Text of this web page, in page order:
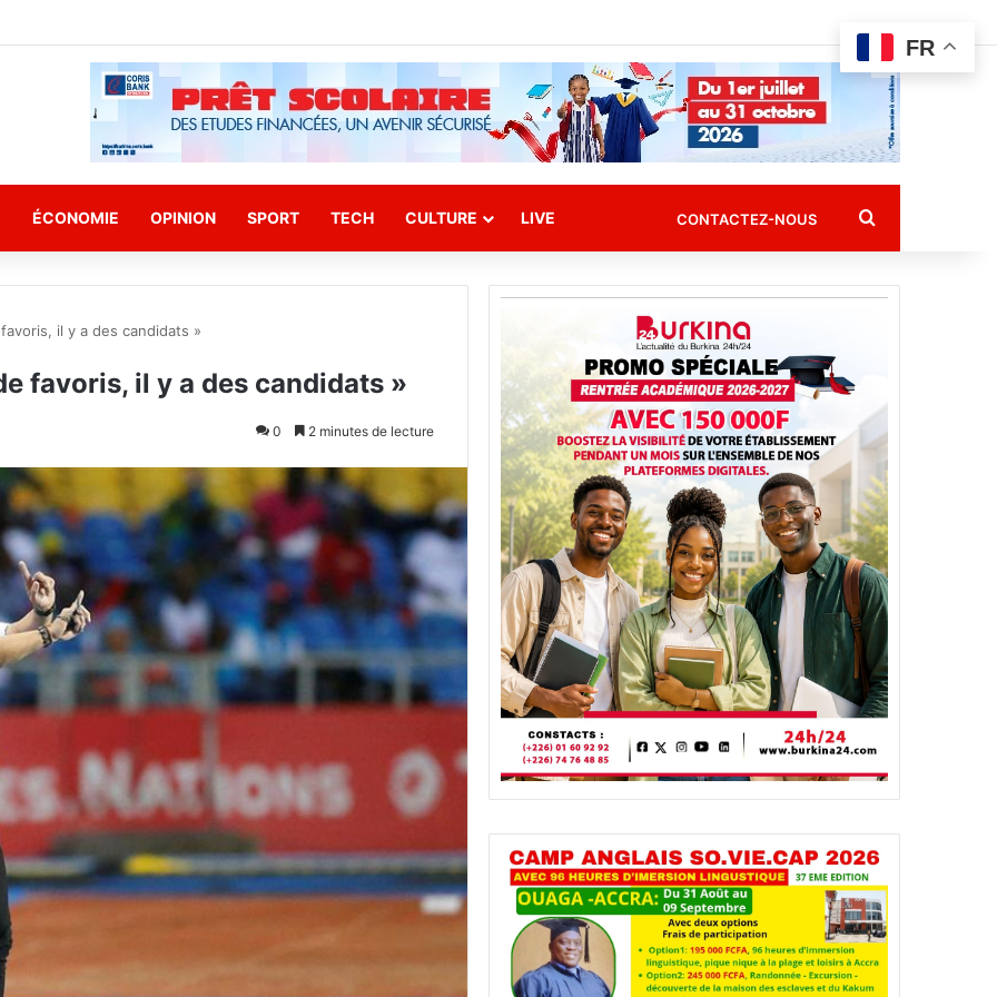
ÉCONOMIE OPINION SPORT TECH CULTURE LIVE CONTACTEZ-NOUS Rechercher
il y a des candidats »
favoris, il y a des candidats »
0 2 minutes de lecture
FR